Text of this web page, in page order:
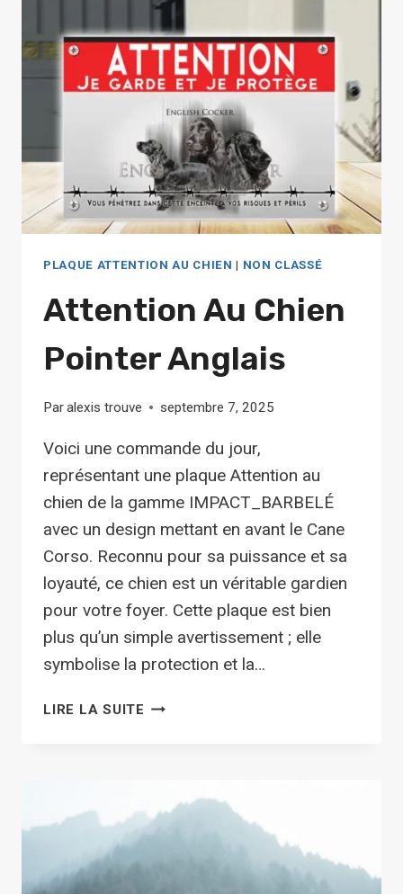
ANGLAIS
PLAQUE ATTENTION AU CHIEN | NON CLASSÉ
Attention Au Chien
Pointer Anglais
Paralexis trouve septembre 7, 2025
Voici une commande du jour,
représentant une plaque Attention au
chien de la gamme IMPACT_BARBELÉ
avec un design mettant en avant le Cane
Corso. Reconnu pour sa puissance et sa
loyauté, ce chien est un véritable gardien
pour votre foyer. Cette plaque est bien
plus qu’un simple avertissement ; elle
symbolise la protection et la…
LIRE LA SUITE ATTENTION